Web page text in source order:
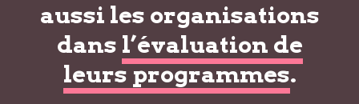
aussi les organisations
dans l’évaluation de
leurs programmes.